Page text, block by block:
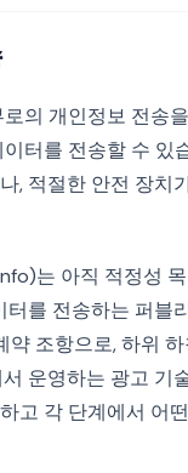
의 개인정보 전송
터를 전송할 수 있
, 적절한 안전 장치
는 아직 적정성
터를 전송하는 퍼
약 조항으로, 하위
운영하는 광고 기
고 각 단계에서 어